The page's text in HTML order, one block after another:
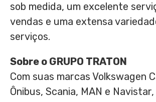
sob medida, um excelente
vendas e uma extensa
serviços.
Sobre o GRUPO TRATON
Com suas marcas Volkswagen
Ônibus, Scania, MAN e Navistar,